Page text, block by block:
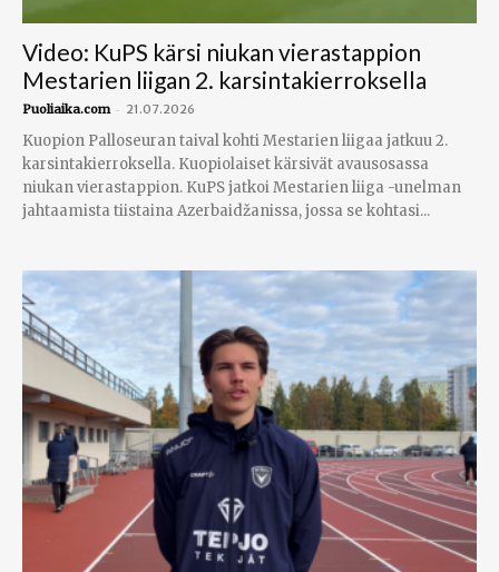
Video: KuPS kärsi niukan vierastappion
Mestarien liigan 2. karsintakierroksella
Puoliaika.com - 21.07.2026
Kuopion Palloseuran taival kohti Mestarien liigaa jatkuu 2.
karsintakierroksella. Kuopiolaiset kärsivät avausosassa
niukan vierastappion. KuPS jatkoi Mestarien liiga -unelman
jahtaamista tiistaina Azerbaidžanissa, jossa se kohtasi...